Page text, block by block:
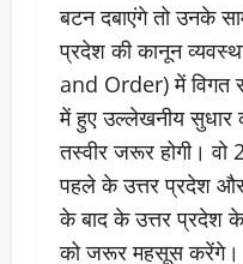
बटन दबाएंगे तो उनके
प्रदेश की कानून
and Order) में विगत
में हुए उल्लेखनीय सुधार
तस्वीर जरूर होगी।
पहले के उत्तर प्रदेश
के बाद के उत्तर प्रदेश
को जरूर महसूस करेंगे।